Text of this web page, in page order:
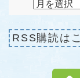
RSS購読は